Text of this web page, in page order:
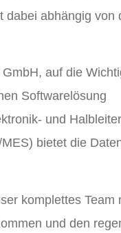
dabei abhängig von
auf die
Softwarelösung
und
bietet die
komplettes Team
und den